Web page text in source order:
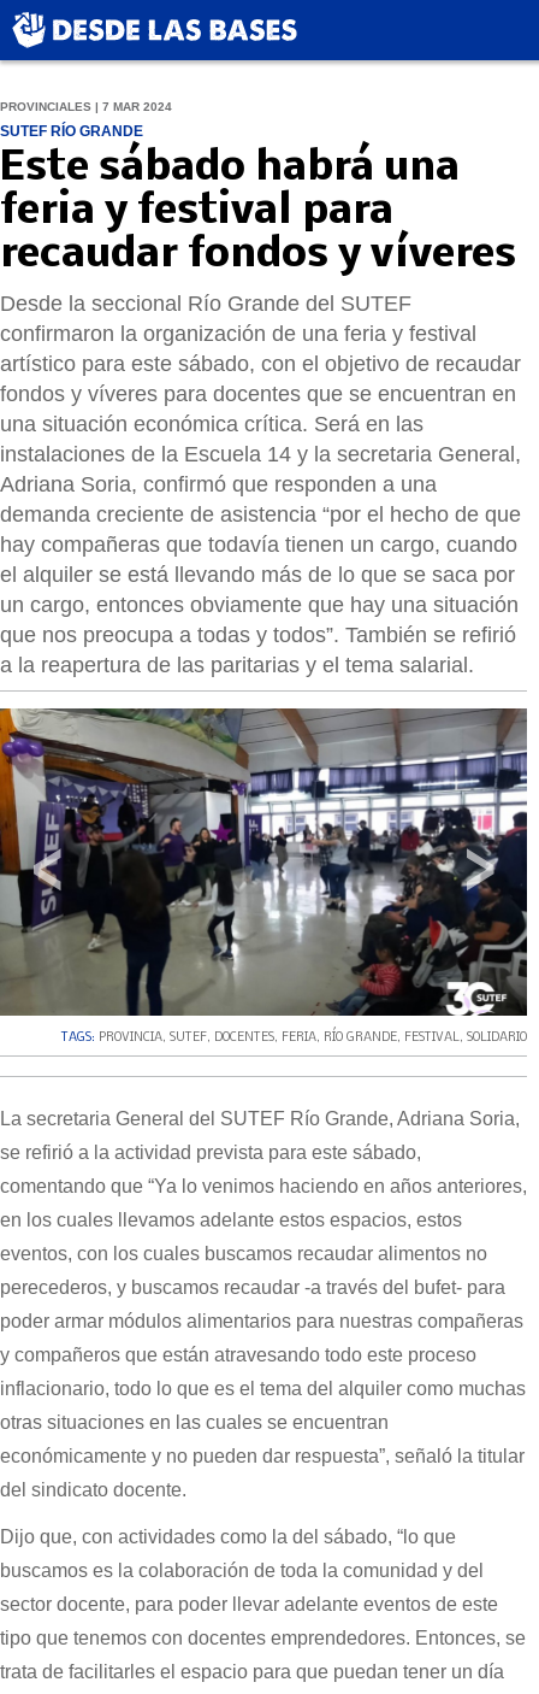
PROVINCIALES | 7 MAR 2024
SUTEF RÍO GRANDE
Este sábado habrá una
feria y festival para
recaudar fondos y víveres
Desde la seccional Río Grande del SUTEF
confirmaron la organización de una feria y festival
artístico para este sábado, con el objetivo de recaudar
fondos y víveres para docentes que se encuentran en
una situación económica crítica. Será en las
instalaciones de la Escuela 14 y la secretaria General,
Adriana Soria, confirmó que responden a una
demanda creciente de asistencia “por el hecho de que
hay compañeras que todavía tienen un cargo, cuando
el alquiler se está llevando más de lo que se saca por
un cargo, entonces obviamente que hay una situación
que nos preocupa a todas y todos”. También se refirió
a la reapertura de las paritarias y el tema salarial.
‹ ›
TAGS: PROVINCIA, SUTEF, DOCENTES, FERIA, RÍO GRANDE, FESTIVAL, SOLIDARIO
La secretaria General del SUTEF Río Grande, Adriana Soria,
se refirió a la actividad prevista para este sábado,
comentando que “Ya lo venimos haciendo en años anteriores,
en los cuales llevamos adelante estos espacios, estos
eventos, con los cuales buscamos recaudar alimentos no
perecederos, y buscamos recaudar -a través del bufet- para
poder armar módulos alimentarios para nuestras compañeras
y compañeros que están atravesando todo este proceso
inflacionario, todo lo que es el tema del alquiler como muchas
otras situaciones en las cuales se encuentran
económicamente y no pueden dar respuesta”, señaló la titular
del sindicato docente.
Dijo que, con actividades como la del sábado, “lo que
buscamos es la colaboración de toda la comunidad y del
sector docente, para poder llevar adelante eventos de este
tipo que tenemos con docentes emprendedores. Entonces, se
trata de facilitarles el espacio para que puedan tener un día